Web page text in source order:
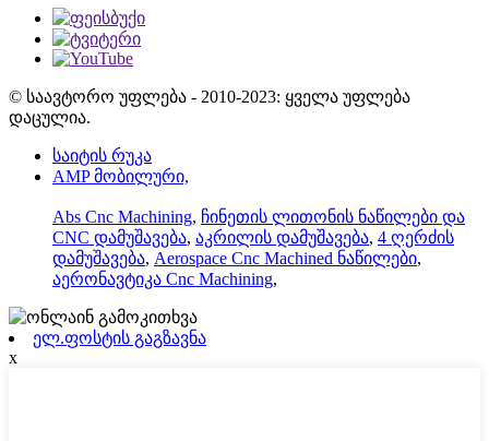
© საავტორო უფლება - 2010-2023: ყველა უფლება
დაცულია.
საიტის რუკა
AMP მობილური,
Abs Cnc Machining, ჩინეთის ლითონის ნაწილები და
CNC დამუშავება, აკრილის დამუშავება, 4 ღერძის
დამუშავება, Aerospace Cnc Machined ნაწილები,
აერონავტიკა Cnc Machining,
ელ.ფოსტის გაგზავნა
x